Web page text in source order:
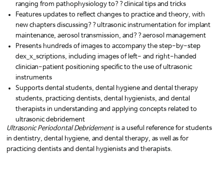
ranging from pathophysiology to??clinical tips and tricks
Features updates to reflect changes to practice and theory, with
new chapters discussing??ultrasonic instrumentation for implant
maintenance, aerosol transmission, and??aerosol management
Presents hundreds of images to accompany the step-by-step
dex_x_scriptions, including images of left- and right-handed
clinician-patient positioning specific to the use of ultrasonic
instruments
Supports dental students, dental hygiene and dental therapy
students, practicing dentists, dental hygienists, and dental
therapists in understanding and applying concepts related to
ultrasonic debridement
Ultrasonic Periodontal Debridementis a useful reference for students
in dentistry, dental hygiene, and dental therapy, as well as for
practicing dentists and dental hygienists and therapists.